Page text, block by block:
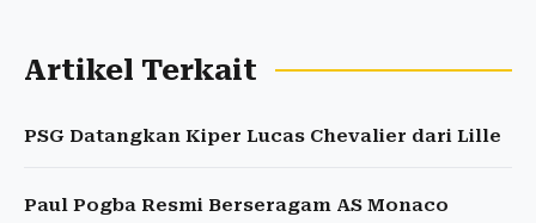
Artikel Terkait
PSG Datangkan Kiper Lucas Chevalier dari Lille
Paul Pogba Resmi Berseragam AS Monaco